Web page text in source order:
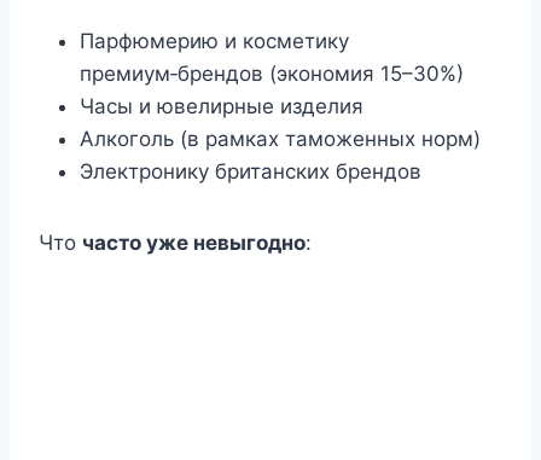
Парфюмерию и косметику
премиум‑брендов (экономия 15–30%)
Часы и ювелирные изделия
Алкоголь (в рамках таможенных норм)
Электронику британских брендов
Что часто уже невыгодно: